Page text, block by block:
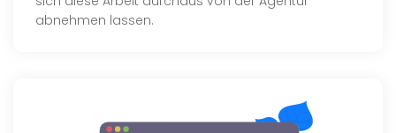
abnehmen lassen.